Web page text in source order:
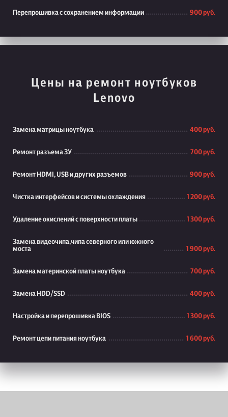
Перепрошивка с сохранением информации 900 руб.
Цены на ремонт ноутбуков
Lenovo
Замена матрицы ноутбука 400 руб.
Ремонт разъема ЗУ 700 руб.
Ремонт HDMI, USB и других разъемов 900 руб.
Чистка интерфейсов и системы охлаждения 1 200 руб.
Удаление окислений с поверхности платы 1 300 руб.
Замена видеочипа,чипа северного или южного
моста
1 900 руб.
Замена материнской платы ноутбука 700 руб.
Замена HDD/SSD 400 руб.
Настройка и перепрошивка BIOS 1 300 руб.
Ремонт цепи питания ноутбука 1 600 руб.